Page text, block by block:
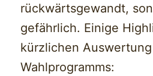
rückwärtsgewandt,
gefährlich. Einige
kürzlichen
Wahlprogramms: